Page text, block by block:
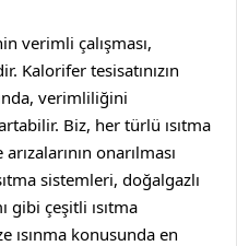
verimli çalışması,
Kalorifer tesisatınızın
verimliliğini
Biz, her türlü ısıtma
onarılması
sistemleri, doğalgazlı
gibi çeşitli ısıtma
konusunda en